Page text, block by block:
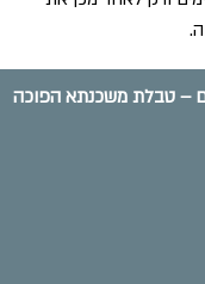
– טבלת משכנתא הפוכה